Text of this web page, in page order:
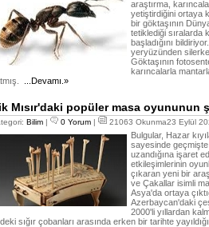
araştırma,
yetiştirdiğini ortaya
bir göktaşının
tetiklediği sıralarda
başladığını
yeryüzünden
Göktaşının
karıncalarla
...Devamı.»
Mısır'daki popüler masa oyununun
Bilim | 0 Yorum | 21063 Okunma23 Eylül
Bulgular, Hazar
sayesinde geçmişte
uzandığına işaret
etkileşimlerinin
çıkaran yeni bir
ve Çakallar isimli
Asya'da ortaya
Azerbaycan'daki
2000'li yıllardan
sığır çobanları arasında erken bir tarihte